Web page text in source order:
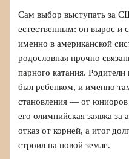
Сам выбор выступать за
естественным: он вырос и
именно в американской
родословная прочно
парного катания.
был ребенком, и именно
становления — от
его олимпийская заявка
отказ от корней, а итог
строил на новой земле.